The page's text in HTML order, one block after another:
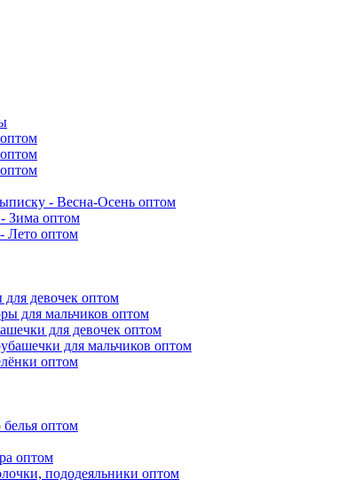
- Весна-Осень оптом
Зима оптом
Лето оптом
девочек оптом
для мальчиков оптом
для девочек оптом
для мальчиков оптом
оптом
оптом
оптом
пододеяльники оптом